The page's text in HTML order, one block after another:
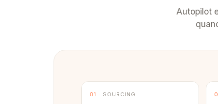
Autopilot
01 · SOURCING